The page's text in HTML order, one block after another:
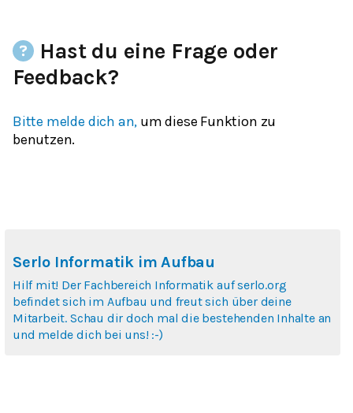
Hast du eine Frage oder
Feedback?
Bitte melde dich an, um diese Funktion zu
benutzen.
Serlo Informatik im Aufbau
Hilf mit! Der Fachbereich Informatik auf serlo.org
befindet sich im Aufbau und freut sich über deine
Mitarbeit. Schau dir doch mal die bestehenden Inhalte an
und melde dich bei uns! :-)